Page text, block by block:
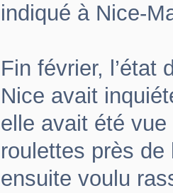
indiqué à Nice-
Fin février, l’état
Nice avait
elle avait été
roulettes près
ensuite voulu